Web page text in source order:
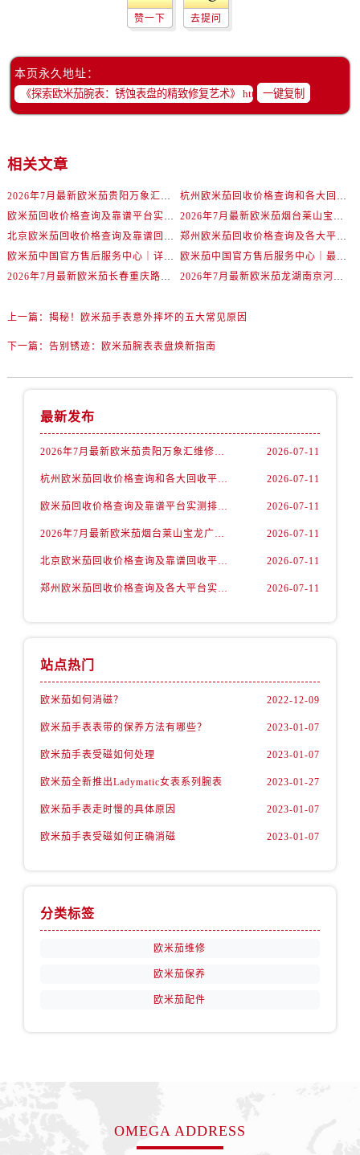
内蒙古自治区乌海市海勃湾区人民南路欧米茄售后服务中心（需提前预约）
山西省大同市平城区迎宾街欧米茄售后服务中心（需提前预约）
山西省晋城市城区黄华街欧米茄售后服务中心（需提前预约）
山西省晋中市榆次区顺城街欧米茄售后服务中心（需提前预约）
山西省临汾市尧都区解放路欧米茄售后服务中心（需提前预约）
山西省运城市盐湖区河东街欧米茄售后服务中心（需提前预约）
山西省太原市迎泽区迎泽街道解放路15号亨得利名表维修授权店3楼欧米茄售后服务中心（需提前预约）
天津市和平区赤峰道136号天津国际金融中心26层2603室欧米茄售后服务中心（需提前预约）
安徽省淮南市田家庵区国庆中路欧米茄售后服务中心（需提前预约）
福建省莆田市城厢区霞林街道荔华东大道欧米茄售后服务中心（需提前预约）
赞一下 去提问
本页永久地址：
一键复制
相关文章
2026年7月最新欧米茄贵阳万象汇维修保养服务电话
杭州欧米茄回收价格查询和各大回收平台实测排行（2026年7月最新数据）
欧米茄回收价格查询及靠谱平台实测排行(2026年7月最新)
2026年7月最新欧米茄烟台莱山宝龙广场维修保养服务电话
北京欧米茄回收价格查询及靠谱回收平台实测排行（2026年7月最新数据）
郑州欧米茄回收价格查询及各大平台实测排行(2026年7月最新数据)
欧米茄中国官方售后服务中心｜详细地址与售后电话权威信息通知（2026年7月最新）
欧米茄中国官方售后服务中心｜最新维修地址及官方电话权威信息通告（2026年7月最新）
2026年7月最新欧米茄长春重庆路万达广场维修保养服务电话
2026年7月最新欧米茄龙湖南京河西天街维修保养服务电话
上一篇： 揭秘！欧米茄手表意外摔坏的五大常见原因
下一篇： 告别锈迹：欧米茄腕表表盘焕新指南
最新发布
2026年7月最新欧米茄贵阳万象汇维修保养服务电话 2026-07-11
杭州欧米茄回收价格查询和各大回收平台实测排行（2026年7月最新数据） 2026-07-11
欧米茄回收价格查询及靠谱平台实测排行(2026年7月最新) 2026-07-11
2026年7月最新欧米茄烟台莱山宝龙广场维修保养服务电话 2026-07-11
北京欧米茄回收价格查询及靠谱回收平台实测排行（2026年7月最新数据） 2026-07-11
郑州欧米茄回收价格查询及各大平台实测排行(2026年7月最新数据) 2026-07-11
站点热门
欧米茄如何消磁？ 2022-12-09
欧米茄手表表带的保养方法有哪些？ 2023-01-07
欧米茄手表受磁如何处理 2023-01-07
欧米茄全新推出Ladymatic女表系列腕表 2023-01-27
欧米茄手表走时慢的具体原因 2023-01-07
欧米茄手表受磁如何正确消磁 2023-01-07
分类标签
欧米茄维修
欧米茄保养
欧米茄配件
OMEGA ADDRESS